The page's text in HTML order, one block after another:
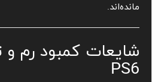
مانده‌اند.
شایعات کمبود رم و
PS6